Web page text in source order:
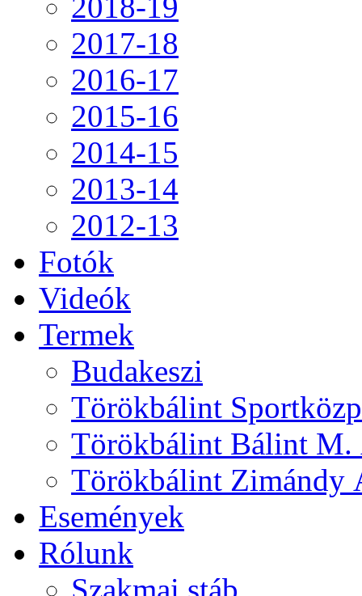
2017-18
2016-17
2015-16
2014-15
2013-14
2012-13
Fotók
Videók
Termek
Budakeszi
Törökbálint
Törökbálint Bálint
Törökbálint Zimándy
Események
Rólunk
Szakmai stáb